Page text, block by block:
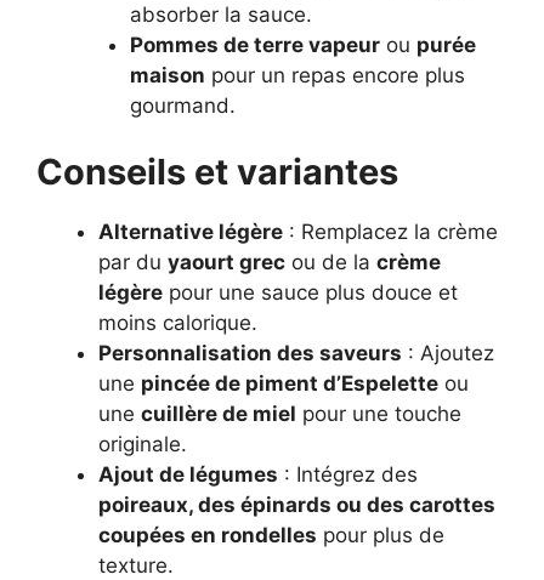
absorber la sauce.
Pommes de terre vapeurou purée
maison pour un repas encore plus
gourmand.
Conseils et variantes
Alternative légère : Remplacez la crème
par du yaourt grec ou de la crème
légère pour une sauce plus douce et
moins calorique.
Personnalisation des saveurs : Ajoutez
une pincée de piment d’Espelette ou
une cuillère de miel pour une touche
originale.
Ajout de légumes : Intégrez des
poireaux, des épinards ou des carottes
coupées en rondelles pour plus de
texture.